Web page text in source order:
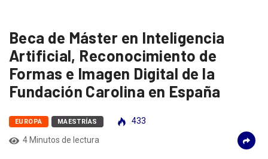
Beca de Máster en Inteligencia
Artificial, Reconocimiento de
Formas e Imagen Digital de la
Fundación Carolina en España
EUROPA MAESTRÍAS
433
4 Minutos de lectura